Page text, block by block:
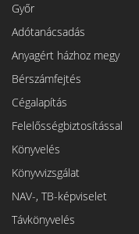
Győr
Adótanácsadás
Anyagért házhoz megy
Bérszámfejtés
Cégalapítás
Felelősségbiztosítással
Könyvelés
Könyvvizsgálat
NAV-, TB-képviselet
Távkönyvelés